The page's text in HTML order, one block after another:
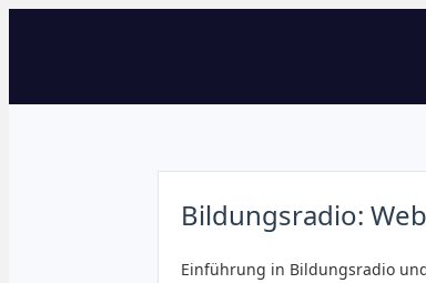
Bildungsradio:
Einführung in Bildungsradio